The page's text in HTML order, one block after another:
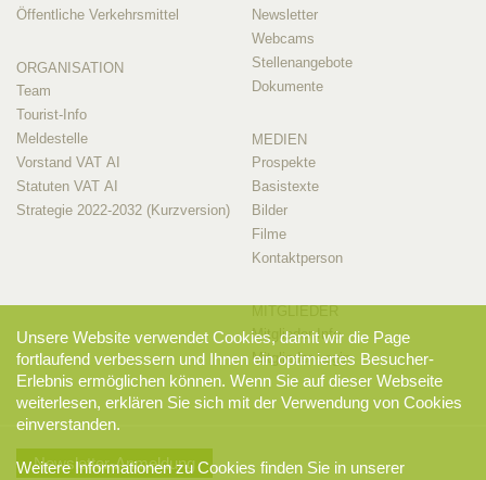
Öffentliche Verkehrsmittel
ORGANISATION
Team
Tourist-Info
Meldestelle
Vorstand VAT AI
Statuten VAT AI
Strategie 2022-2032 (Kurzversion)
Newsletter
Webcams
Stellenangebote
Dokumente
MEDIEN
Prospekte
Basistexte
Bilder
Filme
Kontaktperson
Mitglieder-Info
Mitglieder-Login
Newsletter-Anmeldung
Unsere Website verwendet Cookies, damit wir die Page
fortlaufend verbessern und Ihnen ein optimiertes Besucher-
Erlebnis ermöglichen können. Wenn Sie auf dieser Webseite
weiterlesen, erklären Sie sich mit der Verwendung von Cookies
einverstanden.
Weitere Informationen zu Cookies finden Sie in unserer